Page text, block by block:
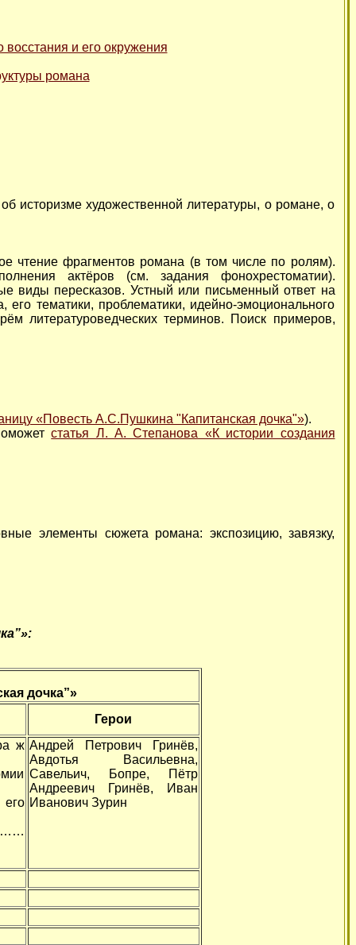
и его окружения
романа
историзме художественной литературы, о романе, о
чтение фрагментов романа (в том числе по ролям).
актёров (см. задания фонохрестоматии).
виды пересказов. Устный или письменный ответ на
тематики, проблематики, идейно-эмоционального
литературоведческих терминов. Поиск примеров,
«Повесть А.С.Пушкина "Капитанская дочка"»).
статья Л. А. Степанова «К истории создания
элементы сюжета романа: экспозицию, завязку,
дочка”»
Герои
ж Андрей Петрович Гринёв,
Авдотья Васильевна,
Савельич, Бопре, Пётр
Андреевич Гринёв, Иван
Иванович Зурин